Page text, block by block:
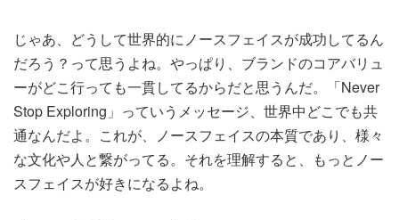
じゃあ、どうして世界的にノースフェイスが成功してるん
だろう？って思うよね。やっぱり、ブランドのコアバリュ
ーがどこ行っても一貫してるからだと思うんだ。「Never
Stop Exploring」っていうメッセージ、世界中どこでも共
通なんだよ。これが、ノースフェイスの本質であり、様々
な文化や人と繋がってる。それを理解すると、もっとノー
スフェイスが好きになるよね。